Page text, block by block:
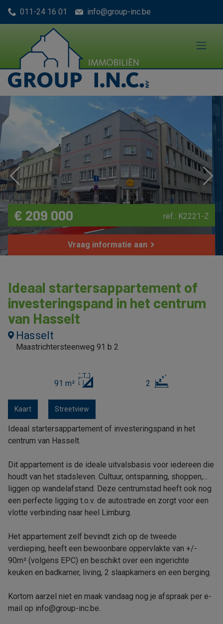
Menu overslaan en naar de inhoud gaan
011-24 16 01 info@group-inc.be
Previous
€ 209 000 ref.: K2221-Z
Vraag informatie aan
Ideaal startersappartement of
investeringspand in het centrum
van Hasselt
Hasselt
Maastrichtersteenweg 91 b 2
91 m² 2
Kaart Streetview
Ideaal startersappartement of investeringspand in het
centrum van Hasselt.
Dit appartement is de ideale uitvalsbasis voor iedereen die
houdt van het stadsleven. Cultuur, ontspanning, shoppen,...
liggen op wandelafstand. Deze centrumstad heeft ook nog
een perfecte ligging t.o.v. de autostrade en zorgt voor een
vlotte verbinding naar heel Limburg.
Het appartement zelf bevindt zich op de tweede
verdieping, heeft een bewoonbare oppervlakte van +/-
90m² (volgens EPC) en beschikt over een ingerichte
keuken en badkamer, living, 2 slaapkamers en een berging.
Kortom aarzel niet en maak vandaag nog je afspraak per e-
mail op info@group-inc.be.